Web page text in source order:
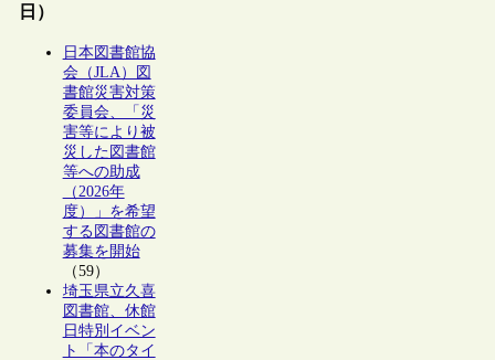
日）
日本図書館協
会（JLA）図
書館災害対策
委員会、「災
害等により被
災した図書館
等への助成
（2026年
度）」を希望
する図書館の
募集を開始
（59）
埼玉県立久喜
図書館、休館
日特別イベン
ト「本のタイ